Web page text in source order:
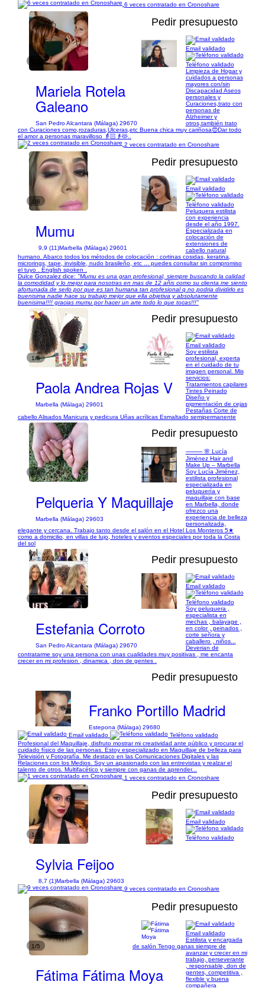
6 veces contratado en Cronoshare
Pedir presupuesto
Mariela Rotela
Galeano
San Pedro Alcantara (Málaga) 29670
Email validado
Teléfono validado
Limpieza de Hogar y
cuidados a personas
mayores con/sin
Discapacidad Aseos
personales y
Curaciones,trato con
personas de
Alzheimer y
otros,también trato
con Curaciones como,rozaduras,Úlceras,etc Buena chica muy cariñosa😍Dar todo
el amor a personas maravilloso 👵🏻👴😻..
2 veces contratado en Cronoshare
1/6
Pedir presupuesto
Mumu
9,9 (11)Marbella (Málaga) 29601
Email validado
Teléfono validado
Peluquera estilista
con experiencia
desde el año 1997.
Especializada en
colocación de
extensiones de
cabello natural
humano. Abarco todos los métodos de colocación : cortinas cosidas, keratina,
microrings, tape, invisible, nudo brasileño, etc ... puedes consultar sin compromiso
el tuyo . English spoken .
Dulce Gonzalez dice: "Mumu es una gran profesional, siempre buscando la calidad
la comodidad y lo mejor para nosotras en mas de 12 añis como su clienta me siento
afortunada de serlo por que es tan humana tan profesional q no podria dividirlo es
buenisima nadie hace su trabajo mejor que ella objetiva y absolutamente
buenisima!!!! gracias mumu por hacer un arte todo lo que tocas!!!"
1/5
Pedir presupuesto
Paola Andrea Rojas V
Marbella (Málaga) 29601
Email validado
Soy estilista
profesional, experta
en el cuidado de tu
imagen personal. Mis
servicios:
Tratamientos capilares
Tintes Peinado
Diseño y
pigmentación de cejas
Pestañas Corte de
cabello Alisados Manicura y pedicura Uñas acrílicas Esmaltado semipermanente
1/8
Pedir presupuesto
Pelqueria Y Maquillaje
Marbella (Málaga) 29603
⸻ 🌸 Lucía
Jiménez Hair and
Make Up – Marbella
Soy Lucía Jiménez,
estilista profesional
especializada en
peluquería y
maquillaje con base
en Marbella, donde
ofrezco una
experiencia de belleza
personalizada,
elegante y cercana. Trabajo tanto desde el salón en el Hotel Los Monteros 5★
como a domicilio, en villas de lujo, hoteles y eventos especiales por toda la Costa
del sol
1/3
Pedir presupuesto
Estefania Corroto
San Pedro Alcantara (Málaga) 29670
Email validado
Teléfono validado
Soy peluquera ,
especialista en
mechas , balayage ,
en color , peinados ,
corte señora y
caballero , niños...
Deverian de
contratarme soy una persona con unas cualidades muy positivas , me encanta
crecer en mi profesion , dinamica , don de gentes .
Pedir presupuesto
Franko Portillo Madrid
Estepona (Málaga) 29680
Email validado
Teléfono validado
Profesional del Maquillaje, disfruto mostrar mi creatividad ante público y procurar el
cuidado físico de las personas. Estoy especializado en Maquillaje de belleza para
Televisión y Fotografía. Me destaco en las Comunicaciones Digitales y las
Relaciones con los Medios. Soy un apasionado con las entrevistas y realzar el
talento de otros. Multifacético y siempre con ganas de aprender...
1 veces contratado en Cronoshare
1/3
Pedir presupuesto
Sylvia Feijoo
8,7 (1)Marbella (Málaga) 29603
Email validado
Teléfono validado
9 veces contratado en Cronoshare
1/5
Pedir presupuesto
Fátima Fátima Moya
Email validado
Estilista y encargada
de salón Tengo ganas siempre de
avanzar y crecer en mi
trabajo, perseverante
, responsable, don de
gentes, competitiva ,
flexible y buena
compañera